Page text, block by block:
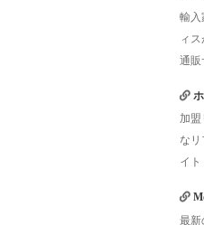
輸入
ィ
通販
加
な
イト
最新